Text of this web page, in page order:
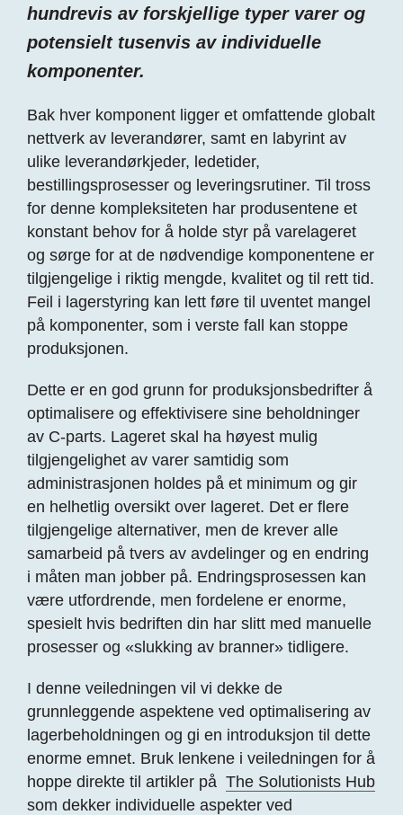
hundrevis av forskjellige typer varer og
potensielt tusenvis av individuelle
komponenter.
Bak hver komponent ligger et omfattende globalt
nettverk av leverandører, samt en labyrint av
ulike leverandørkjeder, ledetider,
bestillingsprosesser og leveringsrutiner. Til tross
for denne kompleksiteten har produsentene et
konstant behov for å holde styr på varelageret
og sørge for at de nødvendige komponentene er
tilgjengelige i riktig mengde, kvalitet og til rett tid.
Feil i lagerstyring kan lett føre til uventet mangel
på komponenter, som i verste fall kan stoppe
produksjonen.
Dette er en god grunn for produksjonsbedrifter å
optimalisere og effektivisere sine beholdninger
av C-parts. Lageret skal ha høyest mulig
tilgjengelighet av varer samtidig som
administrasjonen holdes på et minimum og gir
en helhetlig oversikt over lageret. Det er flere
tilgjengelige alternativer, men de krever alle
samarbeid på tvers av avdelinger og en endring
i måten man jobber på. Endringsprosessen kan
være utfordrende, men fordelene er enorme,
spesielt hvis bedriften din har slitt med manuelle
prosesser og «slukking av branner» tidligere.
I denne veiledningen vil vi dekke de
grunnleggende aspektene ved optimalisering av
lagerbeholdningen og gi en introduksjon til dette
enorme emnet. Bruk lenkene i veiledningen for å
hoppe direkte til artikler på The Solutionists Hub
som dekker individuelle aspekter ved